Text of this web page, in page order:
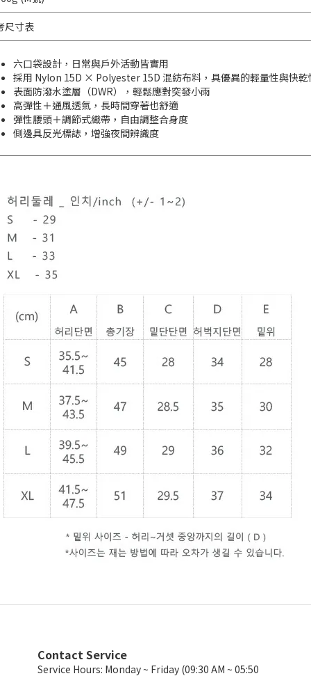
尺寸表
六口袋設計，日常與戶外活動皆實用
採用 Nylon 15D × Polyester 15D 混紡布料，具優異的輕量性與快乾
表面防潑水塗層（DWR），輕鬆應對突發小雨
高彈性＋通風透氣，長時間穿著也舒適
彈性腰頭＋調節式織帶，自由調整合身度
側邊具反光標誌，增強夜間辨識度
Contact Service
Service Hours: Monday ~ Friday (09:30 AM ~ 05:50